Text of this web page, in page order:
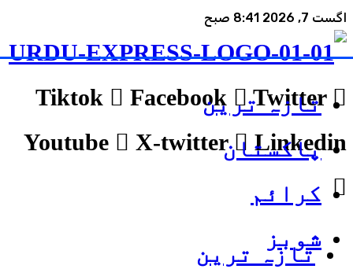
اگست 7, 2026 8:41 صبح
Tiktok Facebook
Twitter
Youtube
X-twitter Linkedin
تازہ ترین
تازہ ترین
پاکستان
کرائم
شوبز